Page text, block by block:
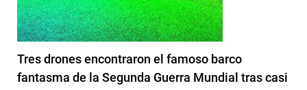
Tres drones encontraron el famoso barco
fantasma de la Segunda Guerra Mundial tras casi